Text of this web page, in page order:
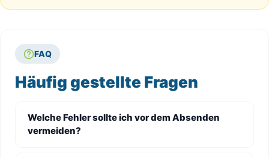
FAQ
Häufig gestellte Fragen
Welche Fehler sollte ich vor dem Absenden
vermeiden?